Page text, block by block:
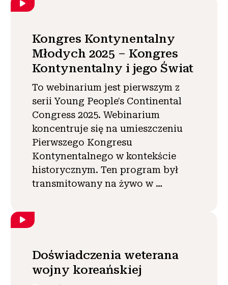
Kongres Kontynentalny
Młodych 2025 – Kongres
Kontynentalny i jego Świat
To webinarium jest pierwszym z
serii Young People's Continental
Congress 2025. Webinarium
koncentruje się na umieszczeniu
Pierwszego Kongresu
Kontynentalnego w kontekście
historycznym. Ten program był
transmitowany na żywo w …
Doświadczenia weterana
wojny koreańskiej